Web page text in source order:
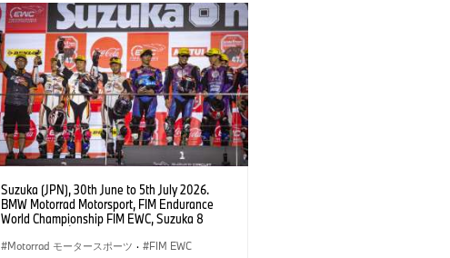
Suzuka (JPN), 30th June to 5th July 2026.
BMW Motorrad Motorsport, FIM Endurance
World Championship FIM EWC, Suzuka 8
Hikari Okubo, Kaito Toba, Motoharu Ito (all
Motorrad モータースポーツ · FIM EWC